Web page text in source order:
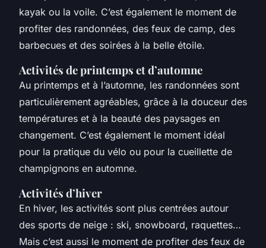
kayak ou la voile. C’est également le moment de
profiter des randonnées, des feux de camp, des
barbecues et des soirées à la belle étoile.
Activités de printemps et d’automne
Au printemps et à l’automne, les randonnées sont
particulièrement agréables, grâce à la douceur des
températures et à la beauté des paysages en
changement. C’est également le moment idéal
pour la pratique du vélo ou pour la cueillette de
champignons en automne.
Activités d’hiver
En hiver, les activités sont plus centrées autour
des sports de neige : ski, snowboard, raquettes…
Mais c’est aussi le moment de profiter des feux de